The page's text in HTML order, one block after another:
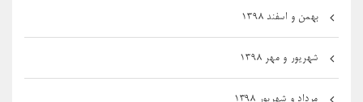
بهمن و اسفند ۱۳۹۸
شهریور و مهر ۱۳۹۸
مرداد و شهریور ۱۳۹۸